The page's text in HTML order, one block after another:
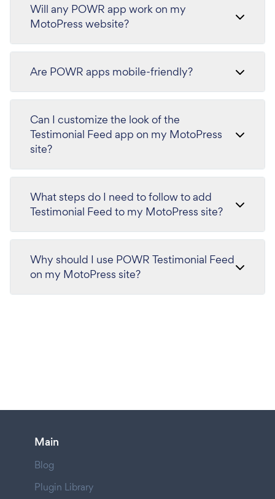
Will any POWR app work on my
MotoPress website?
Are POWR apps mobile-friendly?
Can I customize the look of the
Testimonial Feed app on my MotoPress
site?
What steps do I need to follow to add
Testimonial Feed to my MotoPress site?
Why should I use POWR Testimonial Feed
on my MotoPress site?
Main
Blog
Plugin Library